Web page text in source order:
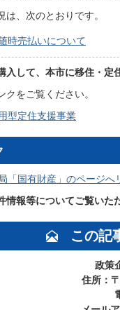
は、次のとおりです。
時売払いについて
入して、本市に移住・定
クをご覧ください。
型定住支援事業
「国有財産」のページへ
情報等についてご覧いた
この記
政策
住所：